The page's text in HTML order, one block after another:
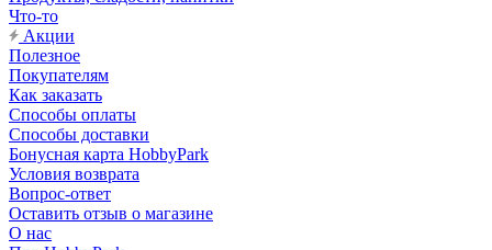
Что-то
Акции
Полезное
Покупателям
Как заказать
Способы оплаты
Способы доставки
Бонусная карта HobbyPark
Условия возврата
Вопрос-ответ
Оставить отзыв о магазине
О нас